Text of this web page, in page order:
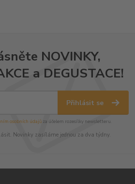
NOVINKY,
a DEGUSTACE!
Přihlásit se
osobních údajůza účelem rozesílky newsletteru.
Novinky zasíláme jednou za dva týdny.